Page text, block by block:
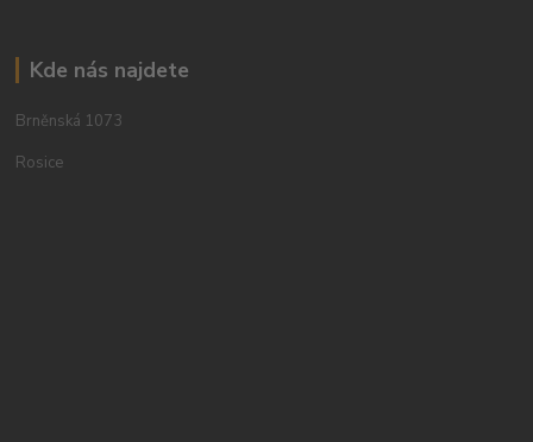
Kde nás najdete
Brněnská 1073
Rosice